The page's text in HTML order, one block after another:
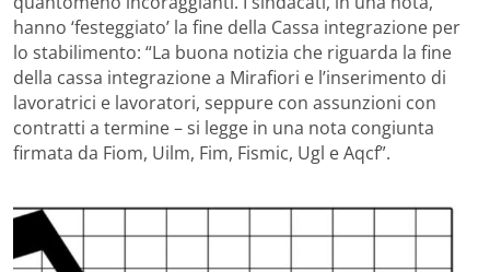
hanno ‘festeggiato’ la fine della Cassa integrazione per
lo stabilimento: “La buona notizia che riguarda la fine
della cassa integrazione a Mirafiori e l’inserimento di
lavoratrici e lavoratori, seppure con assunzioni con
contratti a termine – si legge in una nota congiunta
firmata da Fiom, Uilm, Fim, Fismic, Ugl e Aqcf”.